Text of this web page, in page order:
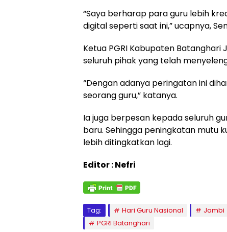
“Saya berharap para guru lebih
digital seperti saat ini,” ucapnya,
Ketua PGRI Kabupaten
seluruh pihak yang telah
“Dengan adanya peringatan ini
seorang guru,” katanya.
Ia juga berpesan kepada seluruh
baru. Sehingga peningkatan mutu
lebih ditingkatkan lagi.
Editor : Nefri
Tag: Hari Guru Nasional Jambi
PGRI Batanghari